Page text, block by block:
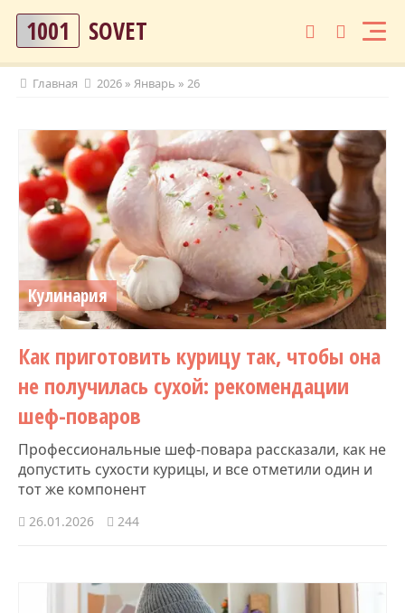
1001 SOVET
Главная 2026 » Январь » 26
Кулинария
Как приготовить курицу так, чтобы она
не получилась сухой: рекомендации
шеф-поваров
Профессиональные шеф-повара рассказали, как не
допустить сухости курицы, и все отметили один и
тот же компонент
26.01.2026 244